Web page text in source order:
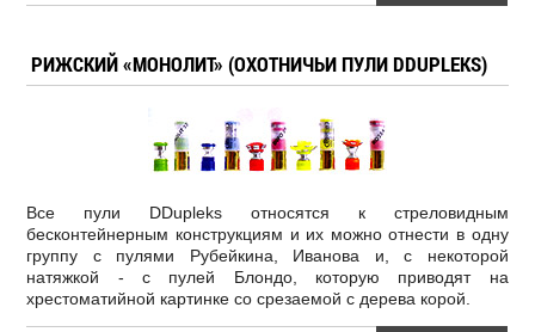
РИЖСКИЙ «МОНОЛИТ» (ОХОТНИЧЬИ ПУЛИ DDUPLEKS)
Все пули DDupleks относятся к стреловидным
бесконтейнерным конструкциям и их можно отнести в одну
группу с пулями Рубейкина, Иванова и, с некоторой
натяжкой - с пулей Блондо, которую приводят на
хрестоматийной картинке со срезаемой с дерева корой.